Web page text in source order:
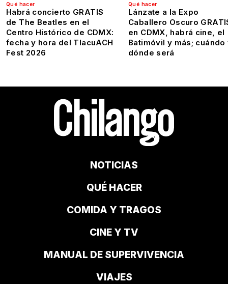
Qué hacer
Habrá concierto GRATIS
de The Beatles en el
Centro Histórico de CDMX:
fecha y hora del TlacuACH
Fest 2026
Qué hacer
Lánzate a la Expo
Caballero Oscuro
en CDMX, habrá cine, el
Batimóvil y más; cuándo
dónde será
NOTICIAS
QUÉ HACER
COMIDA Y TRAGOS
CINE Y TV
MANUAL DE SUPERVIVENCIA
VIAJES